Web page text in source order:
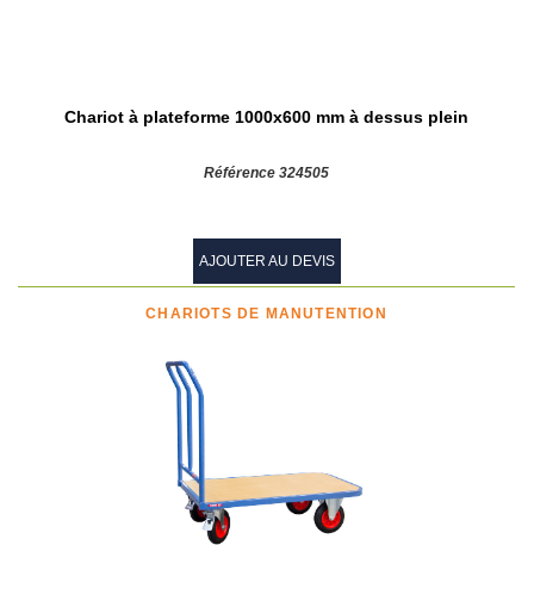
Chariot à plateforme 1000x600 mm à dessus plein
Référence 324505
AJOUTER AU DEVIS
CHARIOTS DE MANUTENTION